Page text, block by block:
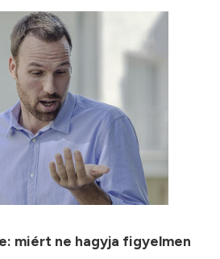
miért ne hagyja figyelmen